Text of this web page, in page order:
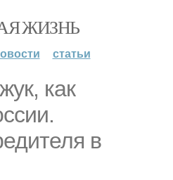
ЖИЗНЬ
статьи
как
в